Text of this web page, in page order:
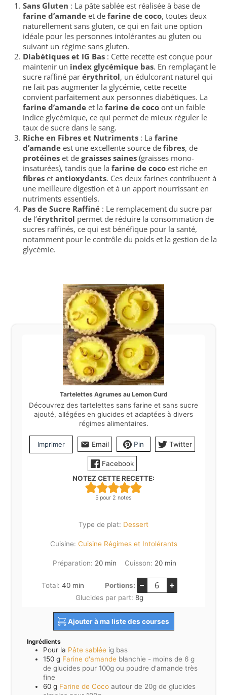
Sans Gluten : La pâte sablée est réalisée à base de
farine d’amande et de farine de coco, toutes deux
naturellement sans gluten, ce qui en fait une option
idéale pour les personnes intolérantes au gluten ou
suivant un régime sans gluten.
Diabétiques et IG Bas : Cette recette est conçue pour
maintenir un index glycémique bas. En remplaçant le
sucre raffiné par érythritol, un édulcorant naturel qui
ne fait pas augmenter la glycémie, cette recette
convient parfaitement aux personnes diabétiques. La
farine d’amande et la farine de coco ont un faible
indice glycémique, ce qui permet de mieux réguler le
taux de sucre dans le sang.
Riche en Fibres et Nutriments : La farine
d’amande est une excellente source de fibres, de
protéines et de graisses saines (graisses mono-
insaturées), tandis que la farine de coco est riche en
fibres et antioxydants. Ces deux farines contribuent à
une meilleure digestion et à un apport nourrissant en
nutriments essentiels.
Pas de Sucre Raffiné : Le remplacement du sucre par
de l’érythritol permet de réduire la consommation de
sucres raffinés, ce qui est bénéfique pour la santé,
notamment pour le contrôle du poids et la gestion de la
glycémie.
Tartelettes Agrumes au Lemon Curd
Découvrez des tartelettes sans farine et sans sucre
ajouté, allégées en glucides et adaptées à divers
régimes alimentaires.
Imprimer Email Pin Twitter
Facebook
NOTEZ CETTE RECETTE:
5 pour 2 notes
Type de plat: Dessert
Cuisine: Cuisine Régimes et Intolérants
Préparation: 20minutes
min Cuisson: 20minutes
min
Total:40minutes
min Portions: – +
Glucides par part: 8g
Ajouter à ma liste des courses
Ingrédients
Pour la Pâte sablée ig bas
150 g Farine d'amande blanchie - moins de 6 g
de glucides pour 100g ou poudre d'amande très
fine
60 g Farine de Coco autour de 20g de glucides